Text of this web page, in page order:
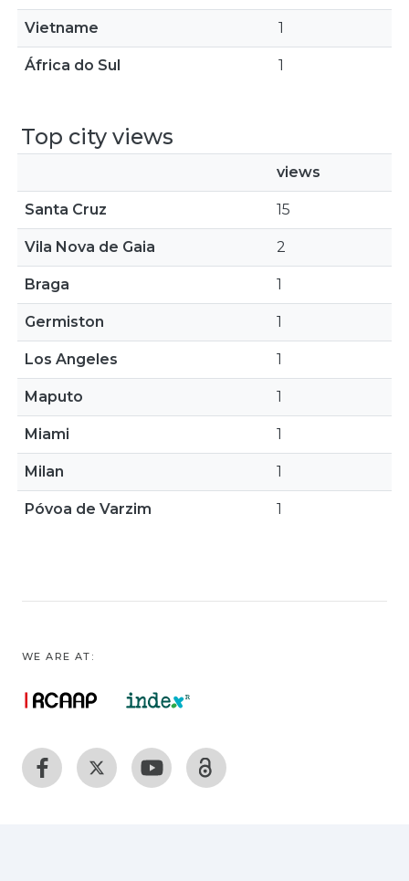
Vietname 1
África do Sul 1
Top city views
views
Santa Cruz 15
Vila Nova de Gaia 2
Braga 1
Germiston 1
Los Angeles 1
Maputo 1
Miami 1
Milan 1
Póvoa de Varzim 1
WE ARE AT: